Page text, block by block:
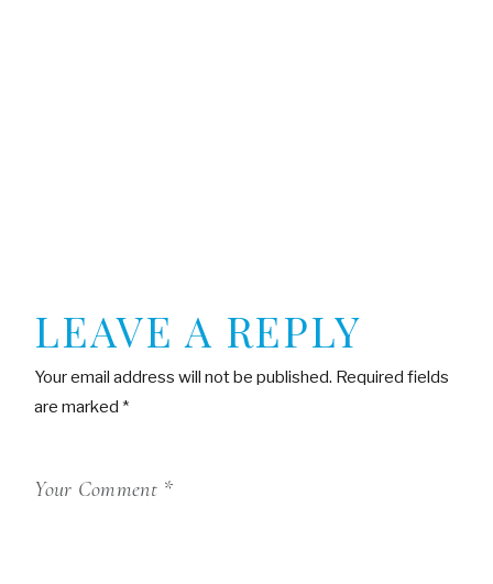
LEAVE A REPLY
Your email address will not be published. Required fields
are marked *